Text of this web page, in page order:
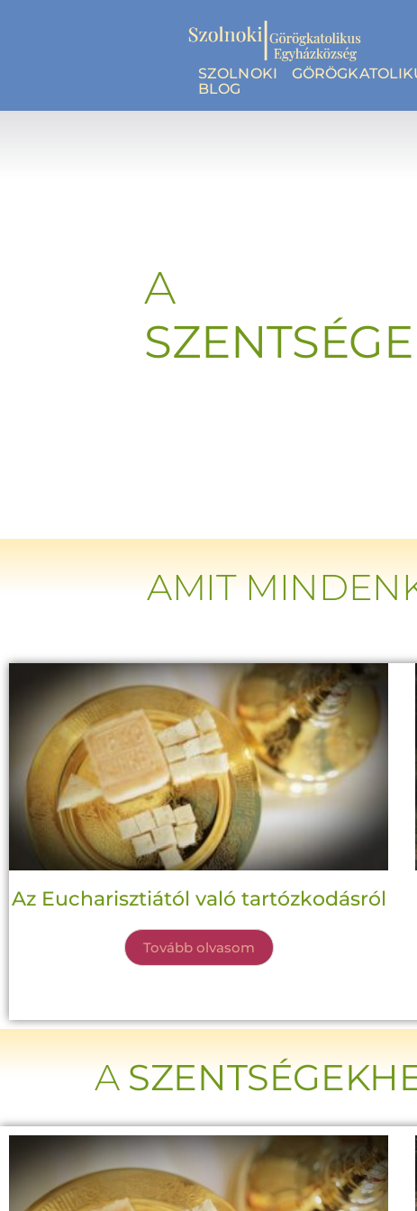
SZOLNOKI
BLOG
A
AMIT
Az Eucharisztiától való tartózkodásról
Tovább olvasom
A